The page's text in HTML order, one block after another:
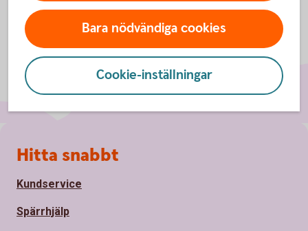
Bara nödvändiga cookies
Cookie-inställningar
Sidfot
Hitta snabbt
Kundservice
Spärrhjälp